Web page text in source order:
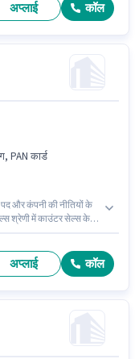
अप्लाई कॉल
PAN कार्ड
और कंपनी की नीतियों के
श्रेणी में काउंटर सेल्स के
अप्लाई कॉल